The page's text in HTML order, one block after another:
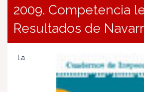
2009. Competencia
Resultados de
La